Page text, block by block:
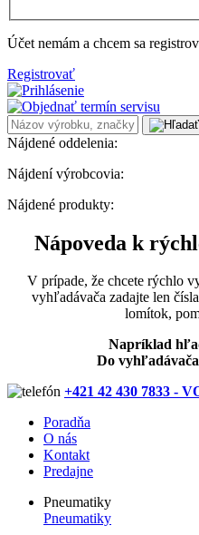
Účet nemám a chcem sa
Registrovať
Nájdené oddelenia:
Nájdení výrobcovia:
Nájdené produkty:
Nápoveda k
V prípade, že chcete rýchlo
vyhľadávača zadajte len
lomítok,
Napríklad
Do
+421 42 430 7833 -
Poradňa
O nás
Kontakt
Predajne
Pneumatiky
Pneumatiky